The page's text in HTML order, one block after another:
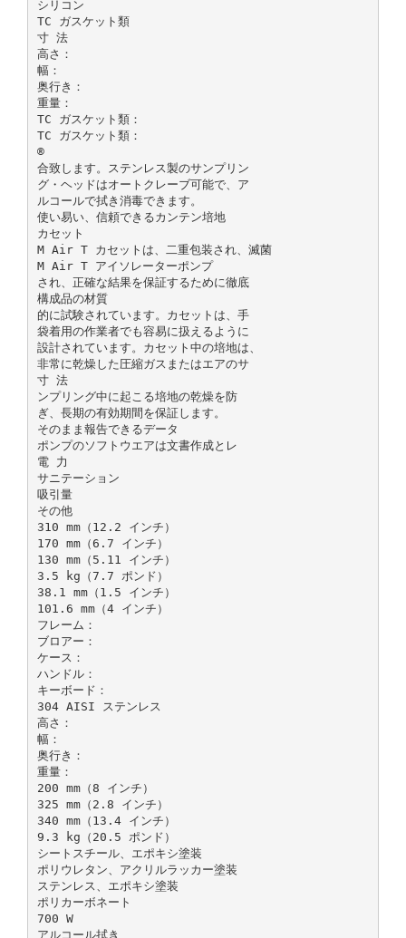
シリコン
TC ガスケット類
寸 法
高さ：
幅：
奥行き：
重量：
TC ガスケット類：
TC ガスケット類：
®
合致します。ステンレス製のサンプリン
グ・ヘッドはオートクレーブ可能で、ア
ルコールで拭き消毒できます。
使い易い、信頼できるカンテン培地
カセット
M Air T カセットは、二重包装され、滅菌
M Air T アイソレーターポンプ
され、正確な結果を保証するために徹底
構成品の材質
的に試験されています。カセットは、手
袋着用の作業者でも容易に扱えるように
設計されています。カセット中の培地は、
非常に乾燥した圧縮ガスまたはエアのサ
寸 法
ンプリング中に起こる培地の乾燥を防
ぎ、長期の有効期間を保証します。
そのまま報告できるデータ
ポンプのソフトウエアは文書作成とレ
電 力
サニテーション
吸引量
その他
310 mm（12.2 インチ）
170 mm（6.7 インチ）
130 mm（5.11 インチ）
3.5 kg（7.7 ポンド）
38.1 mm（1.5 インチ）
101.6 mm（4 インチ）
フレーム：
ブロアー：
ケース：
ハンドル：
キーボード：
304 AISI ステンレス
高さ：
幅：
奥行き：
重量：
200 mm（8 インチ）
325 mm（2.8 インチ）
340 mm（13.4 インチ）
9.3 kg（20.5 ポンド）
シートスチール、エポキシ塗装
ポリウレタン、アクリルラッカー塗装
ステンレス、エポキシ塗装
ポリカーボネート
700 W
アルコール拭き